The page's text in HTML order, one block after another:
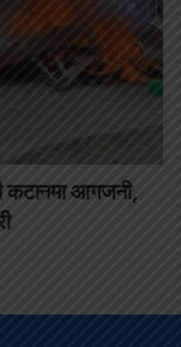
कटानमा आगजनी,